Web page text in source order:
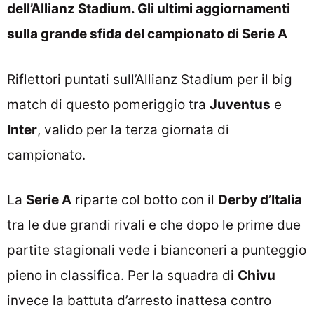
dell’Allianz Stadium. Gli ultimi aggiornamenti
sulla grande sfida del campionato di Serie A
Riflettori puntati sull’Allianz Stadium per il big
match di questo pomeriggio tra Juventus e
Inter, valido per la terza giornata di
campionato.
La Serie A riparte col botto con il Derby d’Italia
tra le due grandi rivali e che dopo le prime due
partite stagionali vede i bianconeri a punteggio
pieno in classifica. Per la squadra di Chivu
invece la battuta d’arresto inattesa contro